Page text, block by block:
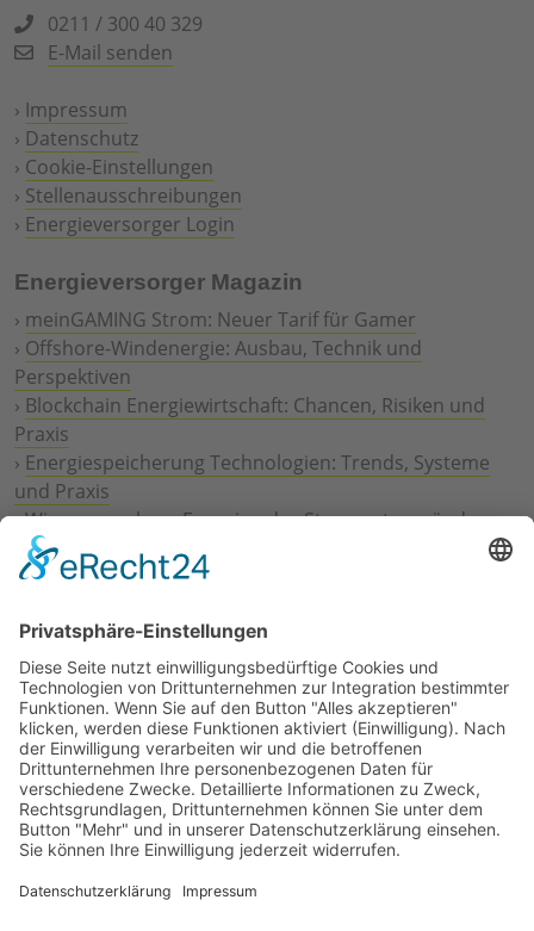
0211 / 300 40 329
E-Mail senden
› Impressum
› Datenschutz
› Cookie-Einstellungen
› Stellenausschreibungen
› Energieversorger Login
Energieversorger Magazin
› meinGAMING Strom: Neuer Tarif für Gamer
› Offshore-Windenergie: Ausbau, Technik und
Perspektiven
› Blockchain Energiewirtschaft: Chancen, Risiken und
Praxis
› Energiespeicherung Technologien: Trends, Systeme
und Praxis
›Wie erneuerbare Energien das Stromnetz verändern
Digitalisierung Energiewirtschaft: Effizienz, Netze und
Prozesse
Geschäftsmodelle
›Vorstandswechsel Westenergie: Böddeling übernimmt
befristet
›Wasserstoff-Hochlauf: Dialog, Infrastruktur und
konkrete Schritte
›Solaranlage Regenbogenfarben: FC St. Pauli und
LichtBlick installieren erste weltweite Anlage
Jetzt an der STUDIE360 teilnehmen
Wir möchten Transparenz mit einheitlichen Kriterien